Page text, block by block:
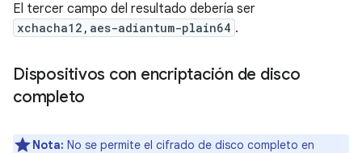
El tercer campo del resultado debería ser
xchacha12,aes-adiantum-plain64 .
Dispositivos con encriptación de disco
completo
Nota: No se permite el cifrado de disco completo en